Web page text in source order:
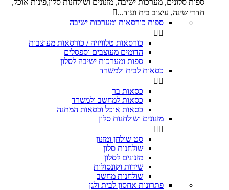
ספות סלונים, מערכות ישיבה, מזנונים ושולחנות סלון,פינות אוכל,
חדרי שינה, עיצוב בית ועוד...
ספות כורסאות ומערכות ישיבה
 
כורסאות טלוויזיה / כורסאות מעוצבות
הדומים מעוצבים וספסלים
ספות ומערכות ישיבה לסלון
כסאות לבית ולמשרד
 
כסאות בר
כסאות למחשב ולמשרד
כסאות אוכל וכסאות המתנה
מזנונים ושולחנות סלון
 
סט שולחן ומזנון
שולחנות סלון
מזנונים לסלון
שידות וקונסולות
שולחנות מחשב
פתרונות אחסון לבית ולגן